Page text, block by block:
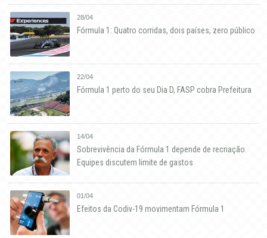
28/04
Fórmula 1: Quatro corridas, dois países, zero público
22/04
Fórmula 1 perto do seu Dia D, FASP cobra Prefeitura
14/04
Sobrevivência da Fórmula 1 depende de recriação.
Equipes discutem limite de gastos
01/04
Efeitos da Codiv-19 movimentam Fórmula 1